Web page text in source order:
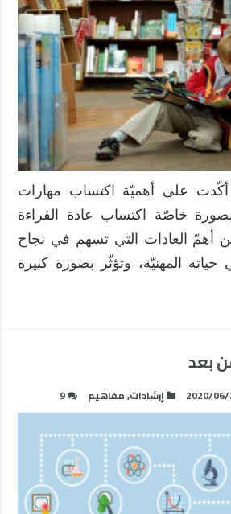
أكّدت على أهميّة اكتساب مهارات
وبصورة خاصّة اكتساب عادة القراءة
من أهمّ العادات التي تسهم في نجاح
المهنيّة، وتؤثّر بصورة كبيرة
بعد
2020/06/ إرشادات,مفاهيم 9